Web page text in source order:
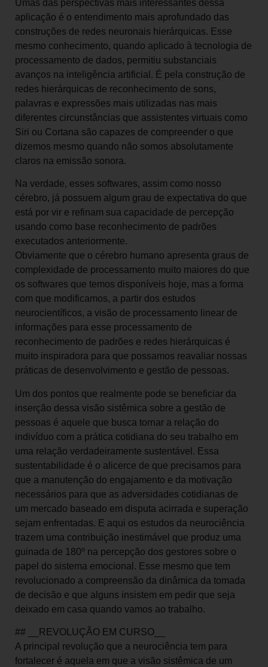
Umas das perspectivas mais interessantes dessa
aplicação é o entendimento mais aprofundado das
construções de redes neuronais hierárquicas. Esse
mesmo conhecimento, quando aplicado à tecnologia de
processamento de dados, permitiu substanciais
avanços na inteligência artificial. É pela construção de
redes hierárquicas de reconhecimento de sons,
palavras e expressões mais utilizadas nas mais
diferentes circunstâncias que assistentes virtuais como
Siri ou Cortana são capazes de compreender o que
dizemos mesmo quando não somos absolutamente
claros na emissão sonora.
Na verdade, esses softwares, assim como nosso
cérebro, já possuem algum grau de expectativa do que
está por vir e refinam sua capacidade de percepção
usando como base reconhecimento de padrões
executados anteriormente.
Obviamente que o cérebro humano apresenta graus de
complexidade de processamento muito maiores do que
os softwares que temos disponíveis hoje, mas a forma
com que modificamos, a partir dos estudos
neurocientíficos, a visão de processamento linear de
informações para esse processamento de
reconhecimento de padrões e redes hierárquicas é
muito inspiradora para que possamos reavaliar nossas
práticas de desenvolvimento e gestão de pessoas.
Um dos pontos que realmente pode se beneficiar da
inserção dessa visão sistêmica sobre a gestão de
pessoas é aquele que busca tornar a relação do
indivíduo com a prática cotidiana do seu trabalho em
uma relação verdadeiramente sustentável. Essa
sustentabilidade é o alicerce de que precisamos para
que a manutenção do engajamento e da motivação
necessários para que as adversidades cotidianas de
um mercado baseado em disputa acirrada e superação
sejam enfrentadas. E aqui os estudos da neurociência
trazem uma contribuição inestimável que produz uma
guinada de 180º na percepção dos gestores sobre o
papel do sistema emocional. Esse mesmo que tem
revolucionado a compreensão da dinâmica da tomada
de decisão e que alguns insistem em pedir que seja
deixado em casa quando vamos ao trabalho.
## __REVOLUÇÃO EM CURSO__
A principal revolução que a neurociência tem para
fortalecer é aquela em que a visão sistêmica de um